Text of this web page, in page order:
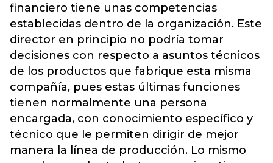
financiero tiene unas competencias
establecidas dentro de la organización. Este
director en principio no podría tomar
decisiones con respecto a asuntos técnicos
de los productos que fabrique esta misma
compañía, pues estas últimas funciones
tienen normalmente una persona
encargada, con conocimiento específico y
técnico que le permiten dirigir de mejor
manera la línea de producción. Lo mismo